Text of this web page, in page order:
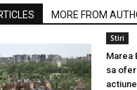
MORE FROM
Stiri
Marea
sa